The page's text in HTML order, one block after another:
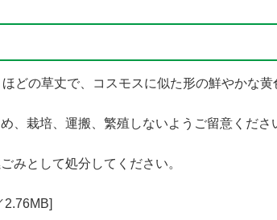
どの草丈で、コスモスに似た形の鮮やかな黄
、栽培、運搬、繁殖しないようご留意くださ
みとして処分してください。
2.76MB]